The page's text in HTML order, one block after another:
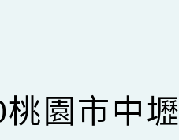
園市中